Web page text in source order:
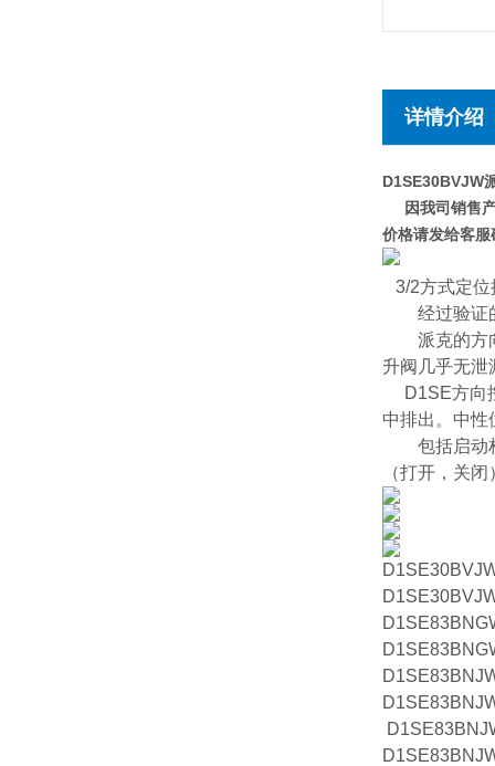
详情介绍
D1SE30BVJW
因我司销售产
价格请发给客
3/2方式定
经过验证的
派克的方向
升阀几乎无泄
D1SE方向
中排出。中性
包括启动杆
（打开，关